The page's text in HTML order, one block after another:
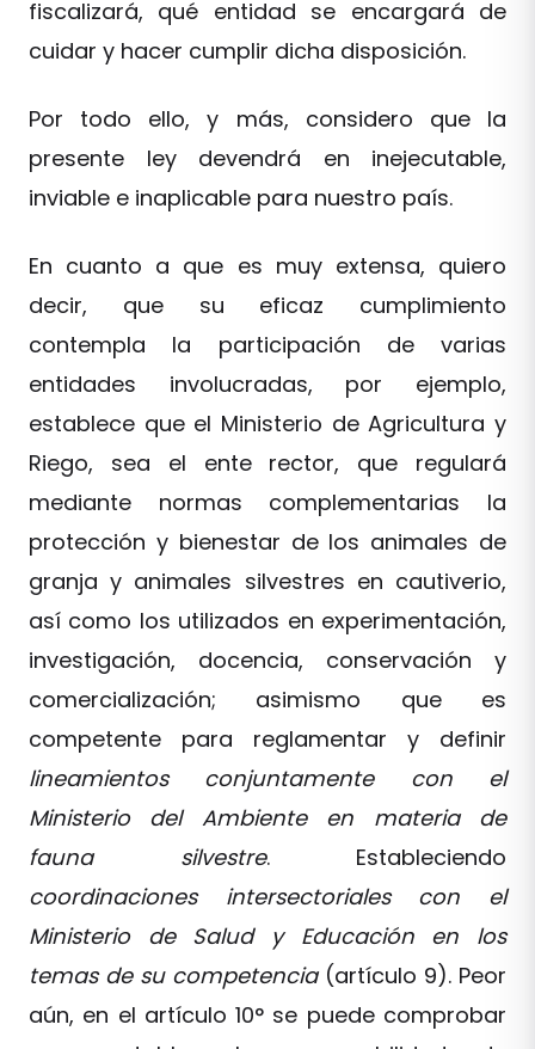
fiscalizará, qué entidad se encargará de
cuidar y hacer cumplir dicha disposición.
Por todo ello, y más, considero que la
presente ley devendrá en inejecutable,
inviable e inaplicable para nuestro país.
En cuanto a que es muy extensa, quiero
decir, que su eficaz cumplimiento
contempla la participación de varias
entidades involucradas, por ejemplo,
establece que el Ministerio de Agricultura y
Riego, sea el ente rector, que regulará
mediante normas complementarias la
protección y bienestar de los animales de
granja y animales silvestres en cautiverio,
así como los utilizados en experimentación,
investigación, docencia, conservación y
comercialización; asimismo que es
competente para reglamentar y definir
lineamientos conjuntamente con el
Ministerio del Ambiente en materia de
fauna silvestre. Estableciendo
coordinaciones intersectoriales con el
Ministerio de Salud y Educación en los
temas de su competencia(artículo 9). Peor
aún, en el artículo 10° se puede comprobar